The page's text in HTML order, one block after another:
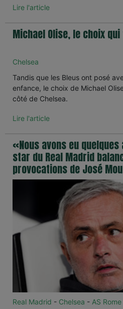
Lire l'article
Michael Olise, le choix
Chelsea
Tandis que les Bleus ont posé
enfance, le choix de Michael
côté de Chelsea.
Lire l'article
«Nous avons eu
star du Real Madrid
provocations de José
Real Madrid - Chelsea - AS Rome